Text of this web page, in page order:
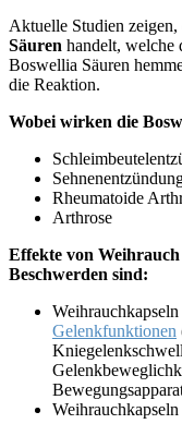
Aktuelle Studien zeigen,
Säuren handelt, welche
Boswellia Säuren
die Reaktion.
Wobei wirken die
Rheumatoide
Arthrose
Effekte von
Beschwerden sind:
Weihrauchkapseln
Gelenkfunktionen